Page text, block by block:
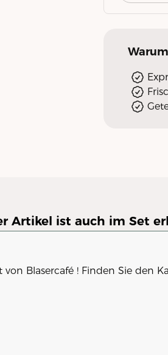
Warum
Artikel ist auch im Set
von Blasercafé ! Finden Sie den